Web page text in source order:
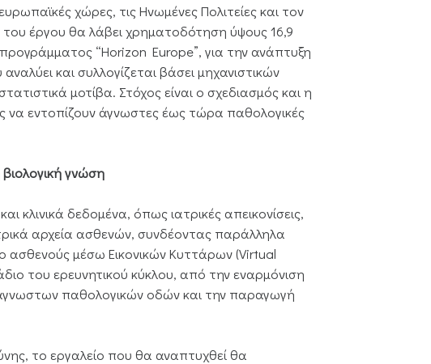
χώρες, τις Ηνωμένες Πολιτείες και τον
έργου θα λάβει χρηματοδότηση ύψους 16,9
“Horizon Europe”, για την ανάπτυξη
και συλλογίζεται βάσει μηχανιστικών
μοτίβα. Στόχος είναι ο σχεδιασμός και η
εντοπίζουν άγνωστες έως τώρα παθολογικές
γνώση
κλινικά δεδομένα, όπως ιατρικές απεικονίσεις,
αρχεία ασθενών, συνδέοντας παράλληλα
ασθενούς μέσω Εικονικών Κυττάρων (Virtual
του ερευνητικού κύκλου, από την εναρμόνιση
παθολογικών οδών και την παραγωγή
το εργαλείο που θα αναπτυχθεί θα